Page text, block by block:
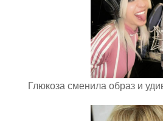
Глюкоза сменила образ и